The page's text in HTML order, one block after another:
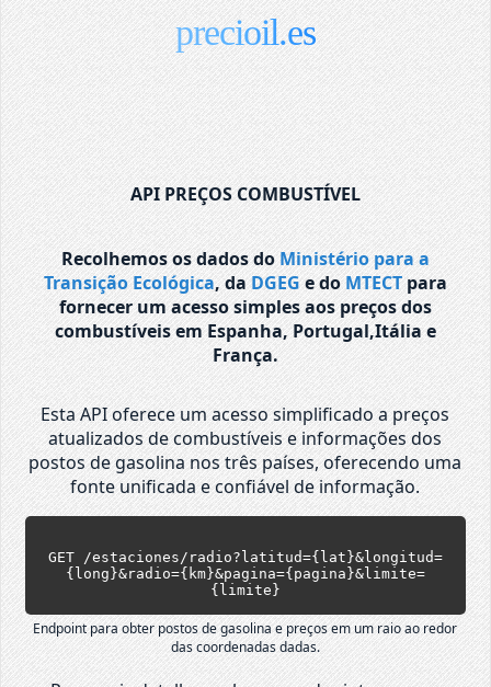
precioil.es
API PREÇOS COMBUSTÍVEL
Recolhemos os dados do Ministério para a
Transição Ecológica, da DGEG e do MTECTpara
fornecer um acesso simples aos preços dos
combustíveis em Espanha, Portugal,Itália e
França.
Esta API oferece um acesso simplificado a preços
atualizados de combustíveis e informações dos
postos de gasolina nos três países, oferecendo uma
fonte unificada e confiável de informação.
GET /estaciones/radio?latitud={lat}&longitud=
{long}&radio={km}&pagina={pagina}&limite=
{limite}
Endpoint para obter postos de gasolina e preços em um raio ao redor
das coordenadas dadas.